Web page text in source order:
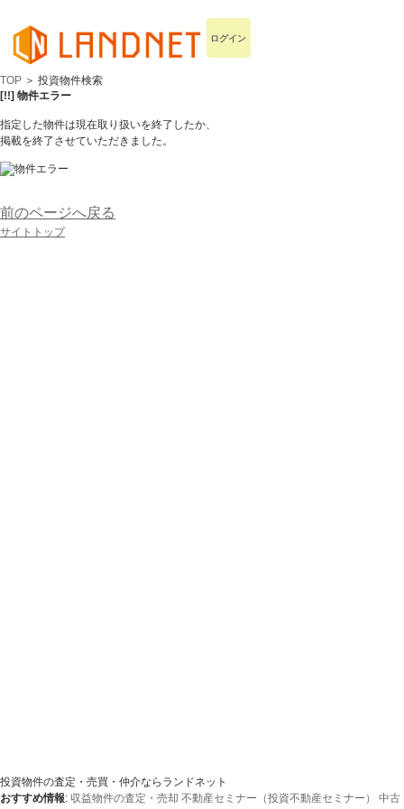
ログイン
TOP ＞ 投資物件検索
[!!] 物件エラー
指定した物件は現在取り扱いを終了したか、
掲載を終了させていただきました。
前のページへ戻る
サイトトップ
投資物件の査定・売買・仲介ならランドネット
おすすめ情報: 収益物件の査定・売却 不動産セミナー（投資不動産セミナー）
中古